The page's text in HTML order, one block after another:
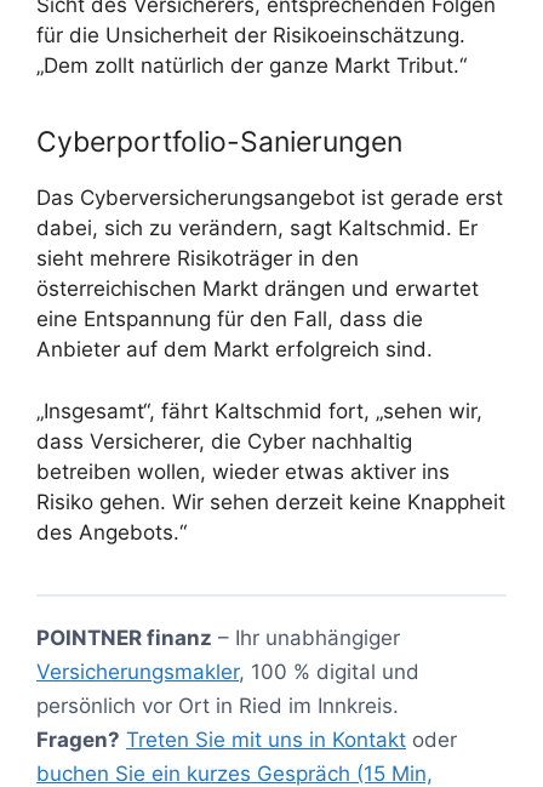
Sicht des Versicherers, entsprechenden Folgen
für die Unsicherheit der Risikoeinschätzung.
„Dem zollt natürlich der ganze Markt Tribut.“
Cyberportfolio-Sanierungen
Das Cyberversicherungsangebot ist gerade erst
dabei, sich zu verändern, sagt Kaltschmid. Er
sieht mehrere Risikoträger in den
österreichischen Markt drängen und erwartet
eine Entspannung für den Fall, dass die
Anbieter auf dem Markt erfolgreich sind.
„Insgesamt“, fährt Kaltschmid fort, „sehen wir,
dass Versicherer, die Cyber nachhaltig
betreiben wollen, wieder etwas aktiver ins
Risiko gehen. Wir sehen derzeit keine Knappheit
des Angebots.“
POINTNER finanz – Ihr unabhängiger
Versicherungsmakler, 100 % digital und
persönlich vor Ort in Ried im Innkreis.
Fragen? Treten Sie mit uns in Kontakt oder
buchen Sie ein kurzes Gespräch (15 Min,